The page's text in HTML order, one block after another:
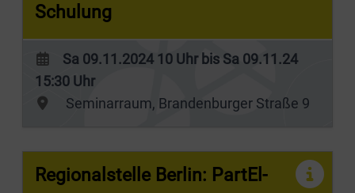
Schulung
Sa 09.11.2024 10 Uhr bis Sa 09.11.24
15:30 Uhr
Seminarraum, Brandenburger Straße 9
Regionalstelle Berlin: PartEl-